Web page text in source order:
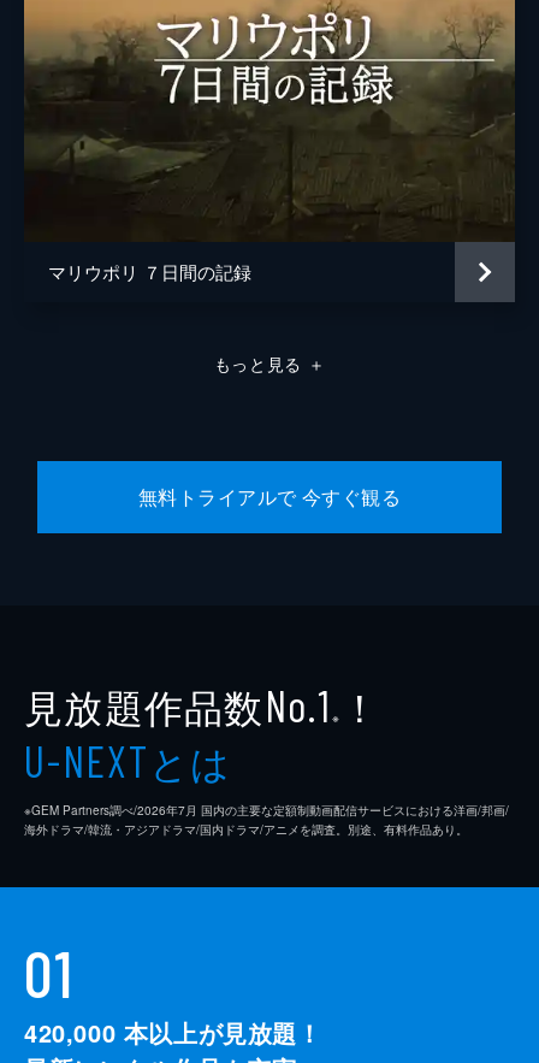
マリウポリ ７日間の記録
もっと見る ＋
無料トライアルで 今すぐ観る
見放題作品数No.1 ※ ！
U-NEXTとは
※GEM Partners調べ/2026年7⽉ 国内の主要な定額制動画配信サービスにおける洋画/邦画/
海外ドラマ/韓流・アジアドラマ/国内ドラマ/アニメを調査。別途、有料作品あり。
01
420,000 本以上が見放題！